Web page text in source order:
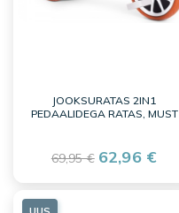
JOOKSURATAS 2IN1
PEDAALIDEGA RATAS, MUST
69,95 € 62,96 €